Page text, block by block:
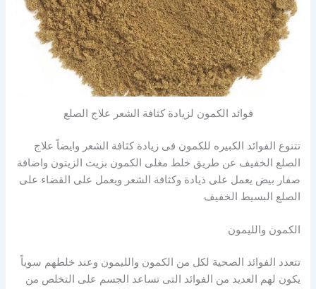
فوائد الكمون لزيادة كثافة الشعر علاج الصلع
تتنوع الفوائد الكبيره للكمون فى زيادة كثافة الشعر وايضاً علاج
الصلع الخفيف عن طريق خلط مغلى الكمون بزيت الزيتون واضافة
صفار بيض يعمل على ذيادة وكثافة الشعر ويعمل على القضاء على
الصلع البسيط الخفيف
الكمون والليمون
تتعدد الفوائد الصحية لكل من الكمون والليمون وعند خلطهم سوياً
يكون لهم العديد من الفوائد التى تساعد الجسم على التخلص من